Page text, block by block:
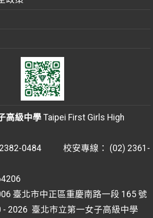
高級中學Taipei First Girls High
0484 校安專線： (02) 2361-
臺北市中正區重慶南路一段 165 號
- 2026 臺北市立第一女子高級中學